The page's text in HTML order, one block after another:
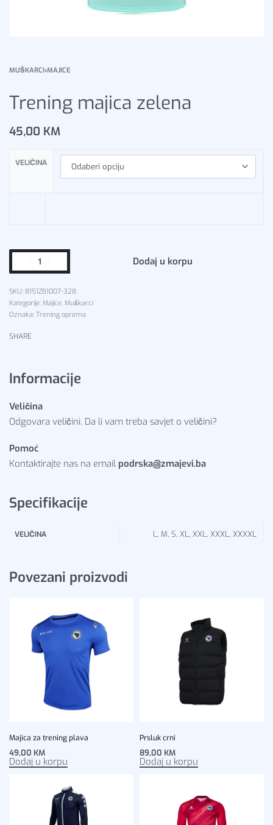
MUŠKARCI›MAJICE
Trening majica zelena
45,00 KM
VELIČINA
Dodaj u korpu
8151ZB1007-328
Kategorije: Majice, Muškarci
Oznaka: Trening oprema
SHARE
Informacije
Veličina
Odgovara veličini. Da li vam treba savjet o veličini?
Pomoć
Kontaktirajte nas na email podrska@zmajevi.ba
Specifikacije
VELIČINA L, M, S, XL, XXL, XXXL, XXXXL
Povezani proizvodi
Majica za trening plava
49,00 KM
Dodaj u korpu
Prsluk crni
89,00 KM
Dodaj u korpu